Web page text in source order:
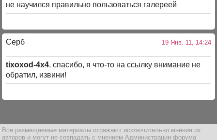
не научился правильно пользоваться галереей
Серб 19 Янв. 11, 14:24
tixoxod-4x4, спасибо, я что-то на ссылку внимание не
обратил, извини!
Все размещаемые материалы отражают исключительно мнения их
авторов и могут не совпадать с мнением Администрации форума